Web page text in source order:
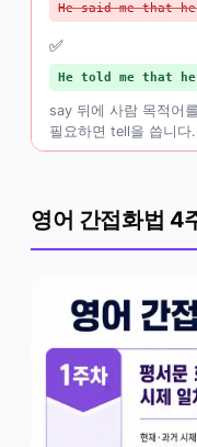
He said me that
✅
He told me that
say 뒤에 사람 목적어
필요하면 tell을 씁니
영어 간접화법 4